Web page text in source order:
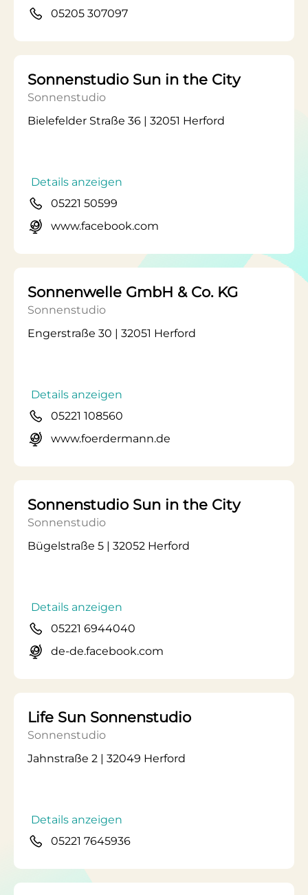
05205 307097
Sonnenstudio Sun in the City
Sonnenstudio
Bielefelder Straße 36 | 32051 Herford
Details anzeigen
05221 50599
www.facebook.com
Sonnenwelle GmbH & Co. KG
Sonnenstudio
Engerstraße 30 | 32051 Herford
Details anzeigen
05221 108560
www.foerdermann.de
Sonnenstudio Sun in the City
Sonnenstudio
Bügelstraße 5 | 32052 Herford
Details anzeigen
05221 6944040
de-de.facebook.com
Life Sun Sonnenstudio
Sonnenstudio
Jahnstraße 2 | 32049 Herford
Details anzeigen
05221 7645936